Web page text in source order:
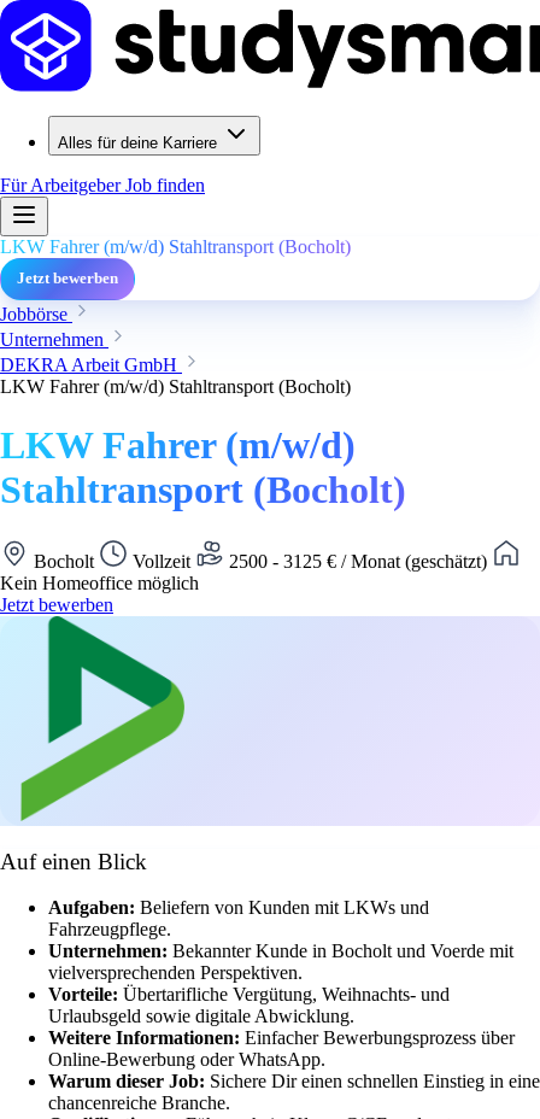
Alles für deine Karriere
Für ArbeitgeberJob finden
LKW Fahrer (m/w/d) Stahltransport (Bocholt)
Jetzt bewerben
Jobbörse
Unternehmen
DEKRA Arbeit GmbH
LKW Fahrer (m/w/d) Stahltransport (Bocholt)
LKW Fahrer (m/w/d)
Stahltransport (Bocholt)
Bocholt Vollzeit
2500 - 3125 € / Monat (geschätzt)
Kein Homeoffice möglich
Jetzt bewerben
Auf einen Blick
Aufgaben: Beliefern von Kunden mit LKWs und
Fahrzeugpflege.
Unternehmen: Bekannter Kunde in Bocholt und Voerde mit
vielversprechenden Perspektiven.
Vorteile: Übertarifliche Vergütung, Weihnachts- und
Urlaubsgeld sowie digitale Abwicklung.
Weitere Informationen: Einfacher Bewerbungsprozess über
Online-Bewerbung oder WhatsApp.
Warum dieser Job: Sichere Dir einen schnellen Einstieg in eine
chancenreiche Branche.